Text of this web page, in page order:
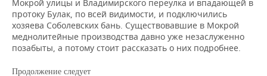
Мокрой улицы и Владимирского переулка и впадающей в
протоку Булак, по всей видимости, и подключились
хозяева Соболевских бань. Существовавшие в Мокрой
меднолитейные производства давно уже незаслуженно
позабыты, а потому стоит рассказать о них подробнее.
Продолжение следует